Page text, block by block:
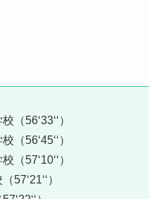
56‘33‘‘）
56‘45‘‘）
57‘10‘‘）
）